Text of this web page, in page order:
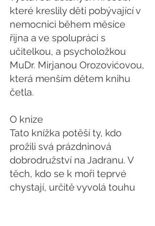
které kreslily děti pobývající v
nemocnici během měsíce
řijna a ve spolupráci s
učitelkou, a psycholožkou
MuDr. Mirjanou Orozovićovou,
která menším dětem knihu
četla.
O knize
Tato knížka potěší ty, kdo
prožili svá prázdninová
dobrodružství na Jadranu. V
těch, kdo se k moři teprvé
chystají, určitě vyvolá touhu